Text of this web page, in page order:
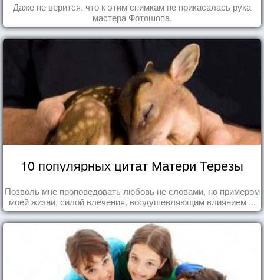
Даже не верится, что к этим снимкам не прикасалась рука
мастера Фотошопа.
10 популярных цитат Матери Терезы
Позволь мне проповедовать любовь не словами, но примером
моей жизни, силой влечения, воодушевляющим влиянием ...